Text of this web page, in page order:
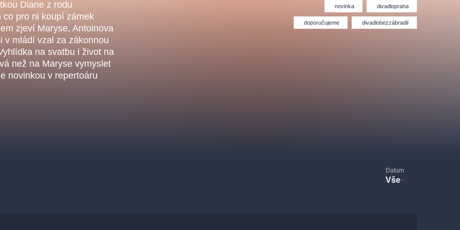
Diane z rodu
co pro ni koupí zámek
zjeví Maryse, Antoinova
v mládí vzal za zákonnou
na svatbu i život na
než na Maryse vymyslet
novinkou v repertoáru
novinka divadlopraha
doporučujeme divadlobezzábradlí
Datum
Vše
Divadlo Hybernia
Filmový orchestr Praha
(FOP)